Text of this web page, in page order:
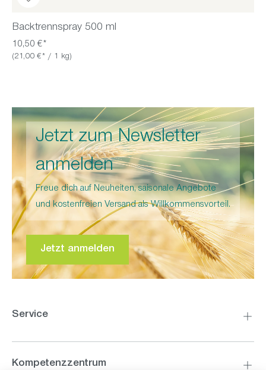
Backtrennspray 500 ml
10,50 €*
(21,00 €* / 1 kg)
Jetzt zum Newsletter
anmelden
Freue dich auf Neuheiten, saisonale Angebote
und kostenfreien Versand als Willkommensvorteil.
Jetzt anmelden
Service
Kompetenzzentrum